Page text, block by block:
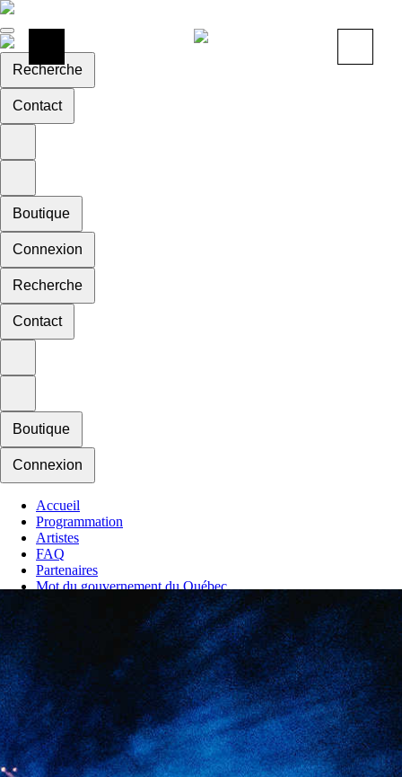
Recherche
Contact
Boutique
Connexion
Recherche
Contact
Boutique
Connexion
Accueil
Programmation
Artistes
FAQ
Partenaires
Mot du gouvernement du Québec
Mot du maire de Québec
Actualité
Contrat d'achat
Mes favoris